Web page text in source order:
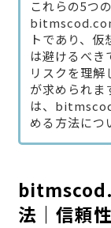
これらの5つ
トであり、
は避けるべき
リスクを理解
が求められま
は、
める方法につ
法｜信頼